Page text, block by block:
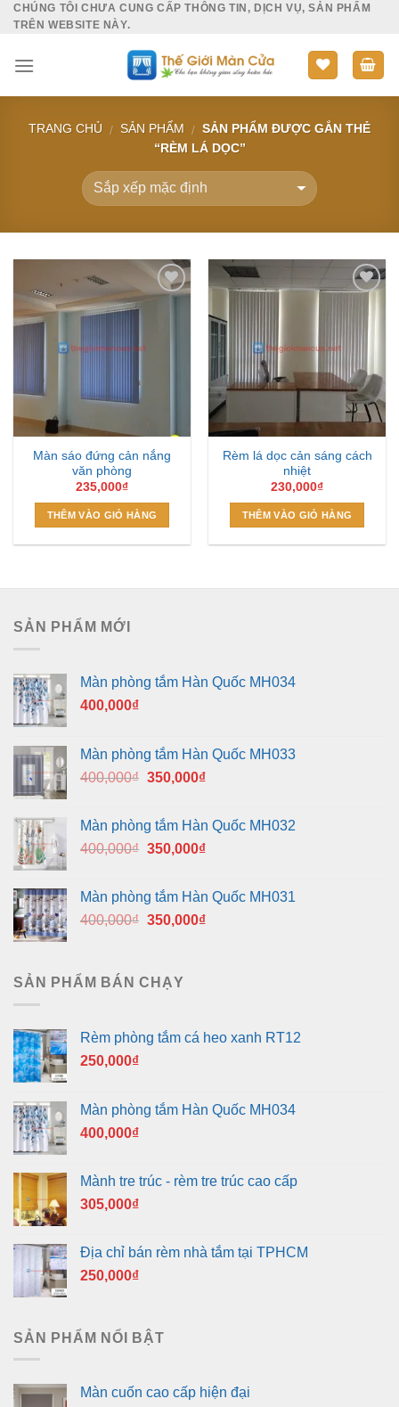
SkipCHÚNG TÔI CHƯA CUNG CẤP THÔNG TIN, DỊCH VỤ, SẢN PHẨM
TRÊN WEBSITE NÀY.
TRANG CHỦ / SẢN PHẨM / SẢN PHẨM ĐƯỢC GẮN THẺ
“RÈM LÁ DỌC”
Wishlist
Màn sáo đứng cản nắng
văn phòng
235,000₫
THÊM VÀO GIỎ HÀNG
Add to
Wishlist
Rèm lá dọc cản sáng cách
nhiệt
230,000₫
THÊM VÀO GIỎ HÀNG
SẢN PHẨM MỚI
Màn phòng tắm Hàn Quốc MH034
400,000₫
Màn phòng tắm Hàn Quốc MH033
400,000₫ Giá
400,000₫.
350,000₫Giá
là:
350,000₫.
Màn phòng tắm Hàn Quốc MH032
400,000₫ Giá
400,000₫.
350,000₫Giá
là:
350,000₫.
Màn phòng tắm Hàn Quốc MH031
400,000₫ Giá
400,000₫.
350,000₫Giá
SẢN PHẨM BÁN CHẠY
Rèm phòng tắm cá heo xanh RT12
250,000₫
Màn phòng tắm Hàn Quốc MH034
400,000₫
Mành tre trúc - rèm tre trúc cao cấp
305,000₫
Địa chỉ bán rèm nhà tắm tại TPHCM
250,000₫
SẢN PHẨM NỔI BẬT
Màn cuốn cao cấp hiện đại